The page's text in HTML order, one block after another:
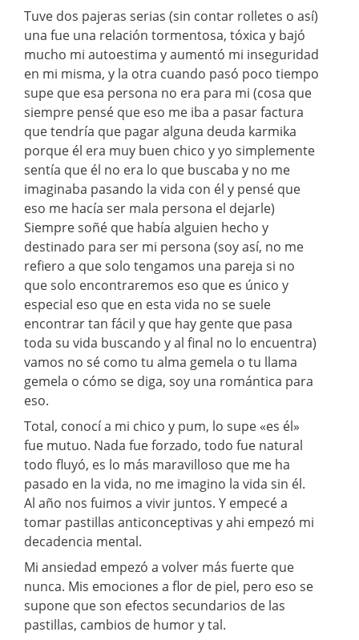
Tuve dos pajeras serias (sin contar rolletes o así)
una fue una relación tormentosa, tóxica y bajó
mucho mi autoestima y aumentó mi inseguridad
en mi misma, y la otra cuando pasó poco tiempo
supe que esa persona no era para mi (cosa que
siempre pensé que eso me iba a pasar factura
que tendría que pagar alguna deuda karmika
porque él era muy buen chico y yo simplemente
sentía que él no era lo que buscaba y no me
imaginaba pasando la vida con él y pensé que
eso me hacía ser mala persona el dejarle)
Siempre soñé que había alguien hecho y
destinado para ser mi persona (soy así, no me
refiero a que solo tengamos una pareja si no
que solo encontraremos eso que es único y
especial eso que en esta vida no se suele
encontrar tan fácil y que hay gente que pasa
toda su vida buscando y al final no lo encuentra)
vamos no sé como tu alma gemela o tu llama
gemela o cómo se diga, soy una romántica para
eso.
Total, conocí a mi chico y pum, lo supe «es él»
fue mutuo. Nada fue forzado, todo fue natural
todo fluyó, es lo más maravilloso que me ha
pasado en la vida, no me imagino la vida sin él.
Al año nos fuimos a vivir juntos. Y empecé a
tomar pastillas anticonceptivas y ahi empezó mi
decadencia mental.
Mi ansiedad empezó a volver más fuerte que
nunca. Mis emociones a flor de piel, pero eso se
supone que son efectos secundarios de las
pastillas, cambios de humor y tal.